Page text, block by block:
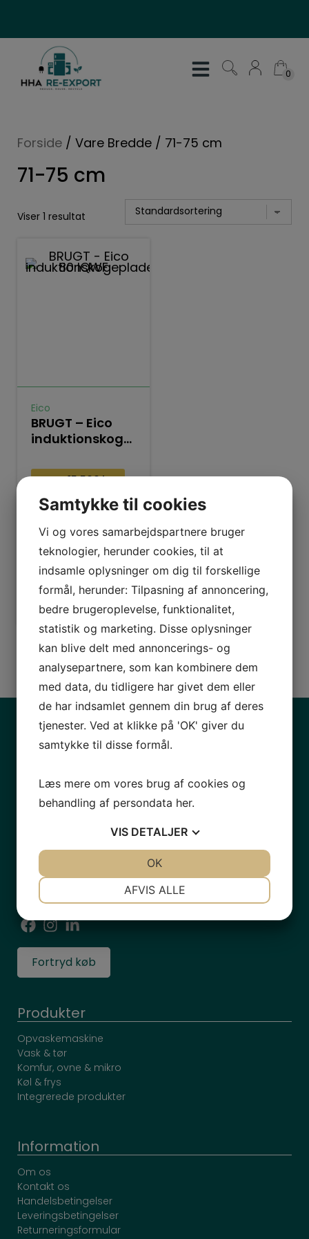
indholdet
0
0
Forside / Vare Bredde / 71-75 cm
71-75 cm
Viser 1 resultat
Eico
BRUGT – Eico
induktionskogeplade
20.995kr.
5.495kr.
Læs mere
Tilføj til kurv
Kontaktinformation
Oldenvej 29A
info@hhareexport.com
CVR: 38482793
Fortryd køb
Produkter
Opvaskemaskine
Vask & tør
Komfur, ovne & mikro
Køl & frys
Integrerede produkter
Information
Om os
Kontakt os
Handelsbetingelser
Leveringsbetingelser
Returneringsformular
Samtykke til cookies
Vi og vores samarbejdspartnere bruger
teknologier, herunder cookies, til at
indsamle oplysninger om dig til forskellige
formål, herunder: Tilpasning af annoncering,
bedre brugeroplevelse, funktionalitet,
statistik og marketing. Disse oplysninger
kan blive delt med annoncerings- og
analysepartnere, som kan kombinere dem
med data, du tidligere har givet dem eller
de har indsamlet gennem din brug af deres
tjenester. Ved at klikke på 'OK' giver du
samtykke til disse formål.
Læs mere om vores brug af cookies og
behandling af persondata her.
VIS DETALJER
MARKETING
AFVIS ALLE
OK